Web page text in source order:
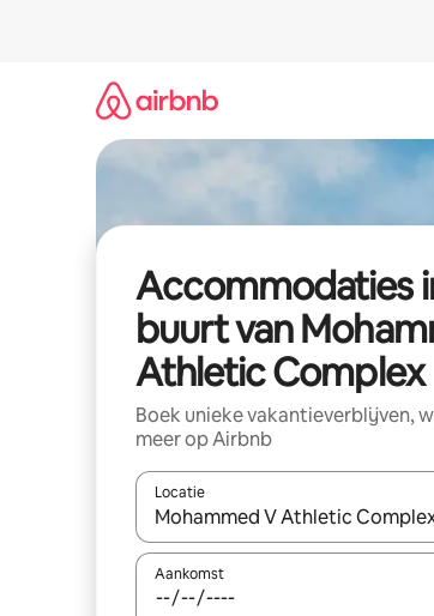
Accommodaties
buurt van
Athletic Complex
Boek unieke vakantieverblijven,
meer op Airbnb
Locatie
Wanneer er resultaten
Aankomst